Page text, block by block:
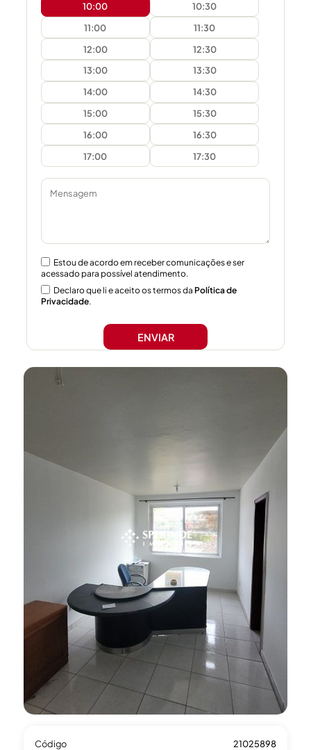
10:00
10:30
11:00
11:30
12:00
12:30
13:00
13:30
14:00
14:30
15:00
15:30
16:00
16:30
17:00
17:30
Estou de acordo em receber comunicações e ser
acessado para possível atendimento.
Declaro que li e aceito os termos da Política de
Privacidade.
Código 21025898